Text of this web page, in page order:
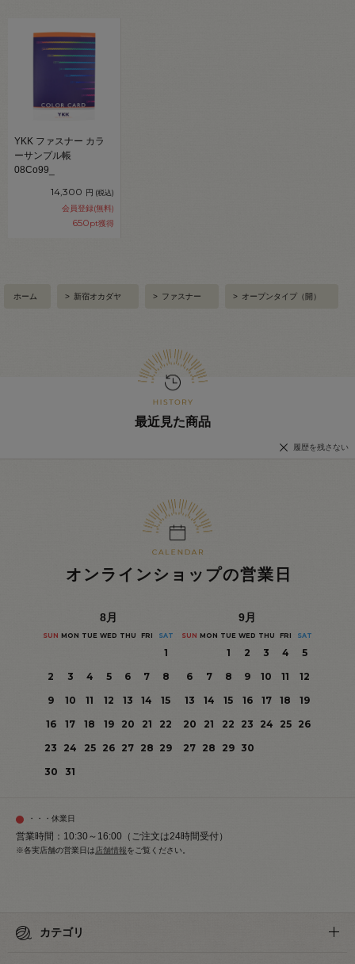
YKK ファスナー カラ
ーサンプル帳
08Co99_
14,300 円 (税込)
会員登録(無料)
650pt獲得
ホーム > 新宿オカダヤ > ファスナー > オープンタイプ（開）
最近見た商品
履歴を残さない
オンラインショップの営業日
8月
SUN MON TUE WED THU FRI SAT
1
2
3 4 5 6 7
8
9
10 11 12 13 14
15
16
17 18 19 20 21
22
23
24 25 26 27 28 29
30
31
9月
SUN MON TUE WED THU FRI SAT
1 2 3 4
5
6
7 8 9 10 11
12
13
14 15 16 17 18
19
20
21 22 23 24 25
26
27 28 29 30
・・・休業日
営業時間：10:30～16:00（ご注文は24時間受付）
※各実店舗の営業日は店舗情報をご覧ください。
カテゴリ